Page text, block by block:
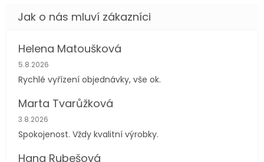
Helena Matoušková
Hodnocení obchodu je 5 z 5 hvězdiček.
5.8.2026
Rychlé vyřízení objednávky, vše ok.
Marta Tvarůžková
Hodnocení obchodu je 5 z 5 hvězdiček.
3.8.2026
Spokojenost. Vždy kvalitní výrobky.
Hana Rubešová